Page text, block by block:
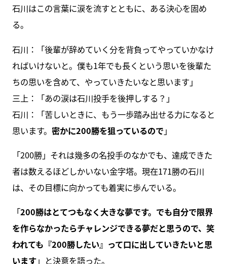
石川はこの言葉に涙を流すとともに、ある決心を固め
る。
石川：「後輩が辞めていく分を背負ってやっていかなけ
ればいけないと。僕も1年でも長くという思いを後輩た
ちの思いを含めて、やっていきたいなと思います」
三上：「あの涙は石川投手を後押しする？」
石川：「苦しいときに、もう一歩踏み出せる力になると
思います。 密かに200勝を狙っているので 」
「200勝」それは幾多の名投手のなかでも、達成できた
者は数えるほどしかいない金字塔。現在171勝の石川
は、その目標に向かっても着実に歩んでいる。
「200勝はとてつもなく大きな夢です。でも自分で限界
を作らなかったらチャレンジできる夢だと思うので、笑
われても『200勝したい』って口に出していきたいと思
います」と決意を語った。